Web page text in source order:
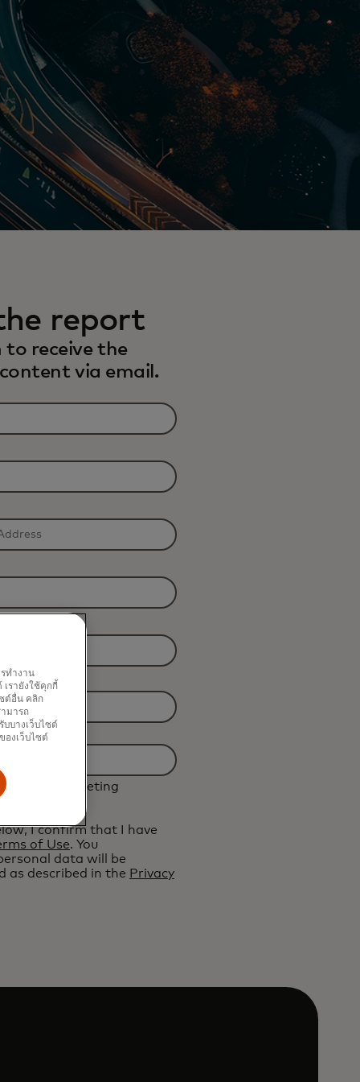
report
receive the
via email.
future marketing
I confirm that I have
of Use. You
data will be
as described in the Privacy
ทำงาน
รายังใช้คุกกี้
ต์อื่น คลิก
มารถ
บางเว็บไซต์
องเว็บไซต์